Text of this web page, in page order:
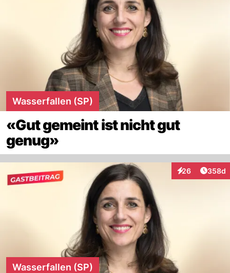
Wasserfallen (SP)
«Gut gemeint ist nicht gut
genug»
26
Interaktionen
358d
Wasserfallen (SP)